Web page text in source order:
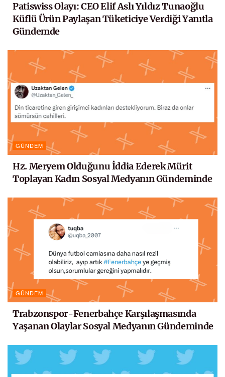
Patiswiss Olayı: CEO Elif Aslı Yıldız Tunaoğlu
Küflü Ürün Paylaşan Tüketiciye Verdiği Yanıtla
Gündemde
GÜNDEM
Hz. Meryem Olduğunu İddia Ederek Mürit
Toplayan Kadın Sosyal Medyanın Gündeminde
GÜNDEM
Trabzonspor-Fenerbahçe Karşılaşmasında
Yaşanan Olaylar Sosyal Medyanın Gündeminde